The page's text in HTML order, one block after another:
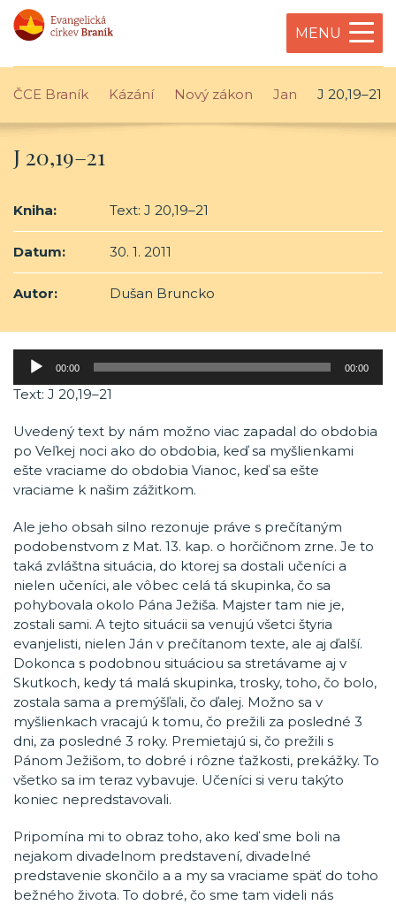
MENU
ČCE Braník Kázání Nový zákon Jan J 20,19–21
J 20,19–21
Kniha: Text: J 20,19–21
Datum: 30. 1. 2011
Autor: Dušan Bruncko
Audio
00:00 00:00
Text: J 20,19–21
Uvedený text by nám možno viac zapadal do obdobia
po Veľkej noci ako do obdobia, keď sa myšlienkami
ešte vraciame do obdobia Vianoc, keď sa ešte
vraciame k našim zážitkom.
Ale jeho obsah silno rezonuje práve s prečítaným
podobenstvom z Mat. 13. kap. o horčičnom zrne. Je to
taká zvláštna situácia, do ktorej sa dostali učeníci a
nielen učeníci, ale vôbec celá tá skupinka, čo sa
pohybovala okolo Pána Ježiša. Majster tam nie je,
zostali sami. A tejto situácii sa venujú všetci štyria
evanjelisti, nielen Ján v prečítanom texte, ale aj ďalší.
Dokonca s podobnou situáciou sa stretávame aj v
Skutkoch, kedy tá malá skupinka, trosky, toho, čo bolo,
zostala sama a premýšľali, čo ďalej. Možno sa v
myšlienkach vracajú k tomu, čo prežili za posledné 3
dni, za posledné 3 roky. Premietajú si, čo prežili s
Pánom Ježišom, to dobré i rôzne ťažkosti, prekážky. To
všetko sa im teraz vybavuje. Učeníci si veru takýto
koniec nepredstavovali.
Pripomína mi to obraz toho, ako keď sme boli na
nejakom divadelnom predstavení, divadelné
predstavenie skončilo a a my sa vraciame späť do toho
bežného života. To dobré, čo sme tam videli nás